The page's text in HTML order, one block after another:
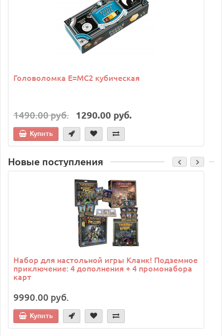
Головоломка E=MC2 кубическая
1490.00 руб. 1290.00 руб.
Купить
Новые поступления
Набор для настольной игры Кланк! Подземное
приключение: 4 дополнения + 4 промонабора
карт
9990.00 руб.
Купить